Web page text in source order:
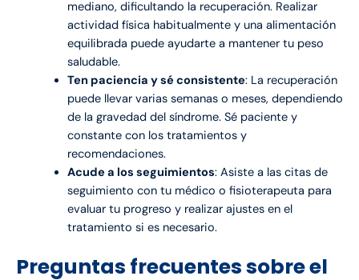
mediano, dificultando la recuperación. Realizar
actividad física habitualmente y una alimentación
equilibrada puede ayudarte a mantener tu peso
saludable.
Ten paciencia y sé consistente: La recuperación
puede llevar varias semanas o meses, dependiendo
de la gravedad del síndrome. Sé paciente y
constante con los tratamientos y
recomendaciones.
Acude a los seguimientos: Asiste a las citas de
seguimiento con tu médico o fisioterapeuta para
evaluar tu progreso y realizar ajustes en el
tratamiento si es necesario.
Preguntas frecuentes sobre el